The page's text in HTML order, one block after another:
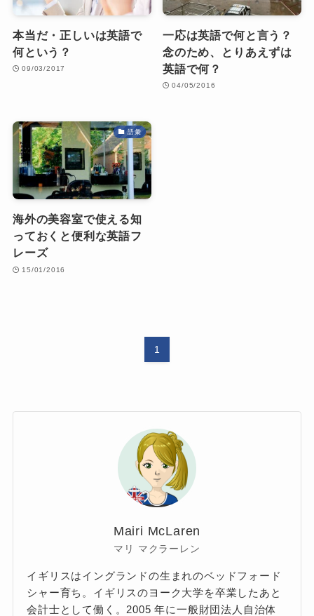
本当だ・正しいは英語で
何という？
09/03/2017
一応は英語で何と言う？
念のため、とりあえずは
英語で何？
04/05/2016
語彙
海外の美容室で使える知
っておくと便利な英語フ
レーズ
15/01/2016
1
Mairi McLaren
マリ マクラーレン
イギリスはイングランドの生まれのベッドフォード
シャー育ち。イギリスのヨーク大学を卒業したあと
会計士として働く。2005 年に一般財団法人自治体